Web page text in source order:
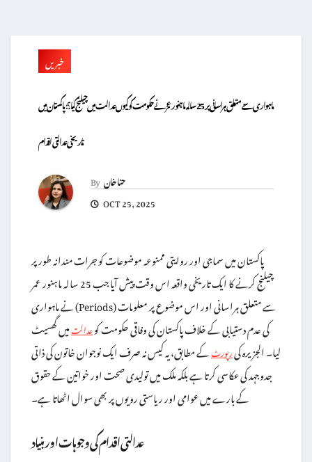
خبریں
ماہواری سے متعلق ہراسانی پر 25 سالہ ماہنور عمر نے حکومت کو کیوں عدالت میں چیلنج کیا؟: پاکستان میں
تاریخی عدالتی اقدام
Byحنا خان
OCT 25, 2025
پاکستان میں سماجی اور روایتی ممنوعہ موضوعات کو جرات مندانہ طور پر
چیلنج کرنے کا ایک تاریخی واقعہ اس وقت پیش آیا جب 25 سالہ ماہنور عمر
نے ماہواری (Periods) سے متعلق ہراسانی اور اس موضوع پر معلومات
کی عدم دستیابی کے خلاف پاکستان کی وفاقی حکومت کوعدالتمیں گھسیٹ
لیا۔ الجزیرہ کیرپورٹکے مطابق، یہ کیس نہ صرف ایک نوجوان خاتون کی ذاتی
جدوجہد کی عکاسی کرتا ہے بلکہ ملک میں تولیدی صحت اور خواتین کے حقوق
کے بارے میں عوامی اور ریاستی رویوں پر بھی سوال اٹھاتا ہے۔
عدالتی اقدام کی وجوہات اور بنیاد